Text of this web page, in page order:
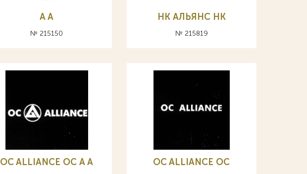
A А
№ 215150
НК АЛЬЯНС HK
№ 215819
OC ALLIANCE ОС A А OC ALLIANCE ОС